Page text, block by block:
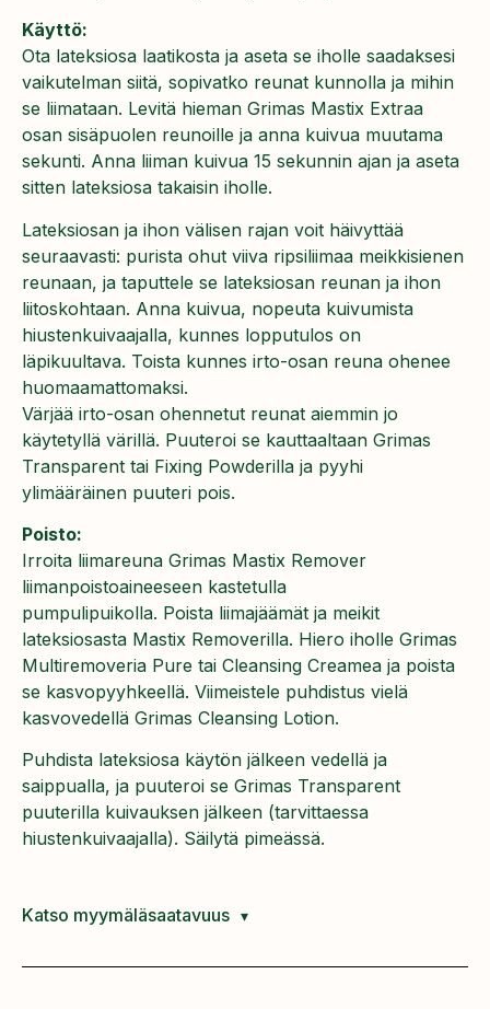
Käyttö:
Ota lateksiosa laatikosta ja aseta se iholle saadaksesi
vaikutelman siitä, sopivatko reunat kunnolla ja mihin
se liimataan. Levitä hieman Grimas Mastix Extraa
osan sisäpuolen reunoille ja anna kuivua muutama
sekunti. Anna liiman kuivua 15 sekunnin ajan ja aseta
sitten lateksiosa takaisin iholle.
Lateksiosan ja ihon välisen rajan voit häivyttää
seuraavasti: purista ohut viiva ripsiliimaa meikkisienen
reunaan, ja taputtele se lateksiosan reunan ja ihon
liitoskohtaan. Anna kuivua, nopeuta kuivumista
hiustenkuivaajalla, kunnes lopputulos on
läpikuultava. Toista kunnes irto-osan reuna ohenee
huomaamattomaksi.
Värjää irto-osan ohennetut reunat aiemmin jo
käytetyllä värillä. Puuteroi se kauttaaltaan Grimas
Transparent tai Fixing Powderilla ja pyyhi
ylimääräinen puuteri pois.
Poisto:
Irroita liimareuna Grimas Mastix Remover
liimanpoistoaineeseen kastetulla
pumpulipuikolla. Poista liimajäämät ja meikit
lateksiosasta Mastix Removerilla. Hiero iholle Grimas
Multiremoveria Pure tai Cleansing Creamea ja poista
se kasvopyyhkeellä. Viimeistele puhdistus vielä
kasvovedellä Grimas Cleansing Lotion.
Puhdista lateksiosa käytön jälkeen vedellä ja
saippualla, ja puuteroi se Grimas Transparent
puuterilla kuivauksen jälkeen (tarvittaessa
hiustenkuivaajalla). Säilytä pimeässä.
Katso myymäläsaatavuus